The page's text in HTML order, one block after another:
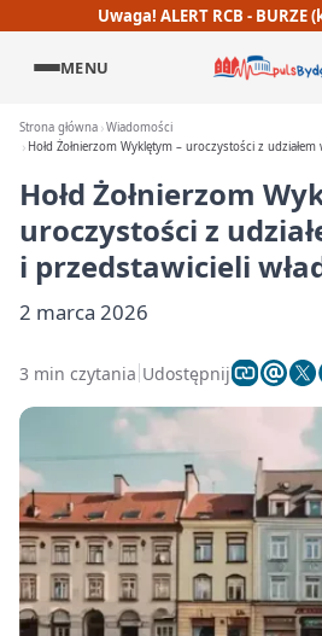
Uwaga! ALERT RCB -
MENU
Strona główna Wiadomości
Hołd Żołnierzom Wyklętym – uroczystości z
Hołd Żołnierzom
uroczystości z
i przedstawicieli
2 marca 2026
3 min czytania Udostępnij